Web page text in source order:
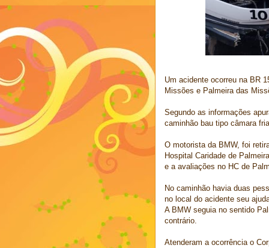
Um acidente ocorreu na BR
Missões e Palmeira das
Segundo as informações
caminhão bau tipo câmara
O motorista da BMW, foi
Hospital Caridade de
e a avaliações no HC de
No caminhão havia duas
no local do acidente seu
A BMW seguia no sentido
contrário.
Atenderam a ocorrência o